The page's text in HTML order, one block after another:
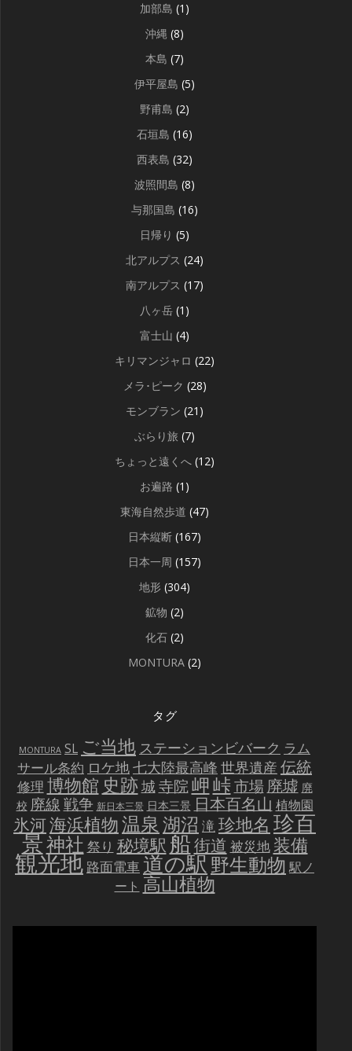
加部島 (1)
沖縄 (8)
本島 (7)
伊平屋島 (5)
野甫島 (2)
石垣島 (16)
西表島 (32)
波照間島 (8)
与那国島 (16)
日帰り (5)
北アルプス (24)
南アルプス (17)
八ヶ岳 (1)
富士山 (4)
キリマンジャロ (22)
メラ･ピーク (28)
モンブラン (21)
ぶらり旅 (7)
ちょっと遠くへ (12)
お遍路 (1)
東海自然歩道 (47)
日本縦断 (167)
日本一周 (157)
地形 (304)
鉱物 (2)
化石 (2)
MONTURA (2)
タグ
MONTURA SL ご当地 ステーションビバーク ラム
サール条約 ロケ地七大陸最高峰 世界遺産 伝統
修理 博物館 史跡城寺院岬峠市場 廃墟 廃
校 廃線戦争 新日本三景 日本三景 日本百名山 植物園
氷河海浜植物温泉湖沼 滝珍地名 珍百
景神社 祭り 秘境駅船街道 被災地 装備
観光地 路面電車道の駅野生動物 駅ノ
ート 高山植物